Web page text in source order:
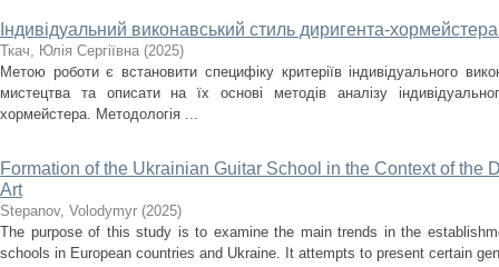
Індивідуальний виконавський стиль диригента-
Ткач, Юлія Сергіївна (2025)
Метою роботи є встановити специфіку критеріїв індивідуального
мистецтва та описати на їх основі методів аналізу
хормейстера. Методологія ...
Formation of the Ukrainian Guitar School in the Context of the
Art
Stepanov, Volodymyr (2025)
The purpose of this study is to examine the main trends in the
schools in European countries and Ukraine. It attempts to present certain